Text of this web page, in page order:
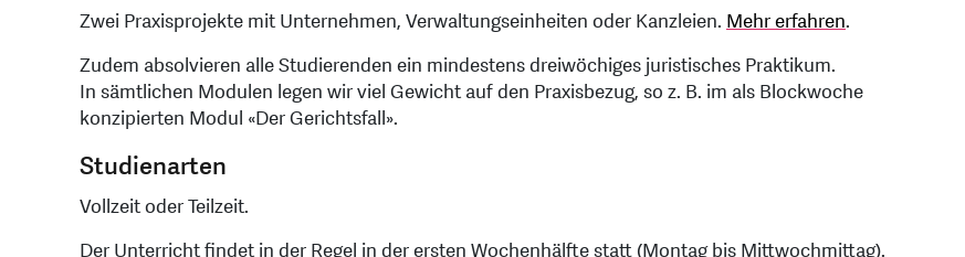
Zwei Praxisprojekte mit Unternehmen, Verwaltungseinheiten oder Kanzleien. Mehr erfahren.
Zudem absolvieren alle Studierenden ein mindestens dreiwöchiges juristisches Praktikum.
In sämtlichen Modulen legen wir viel Gewicht auf den Praxisbezug, so z. B. im als Blockwoche
konzipierten Modul «Der Gerichtsfall».
Studienarten
Vollzeit oder Teilzeit.
Der Unterricht findet in der Regel in der ersten Wochenhälfte statt (Montag bis Mittwochmittag).